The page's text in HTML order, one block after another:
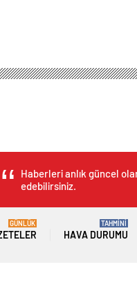
Haberleri anlık güncel
edebilirsiniz.
GÜNLÜK
HAVA DURUMU
TAHMİNİ